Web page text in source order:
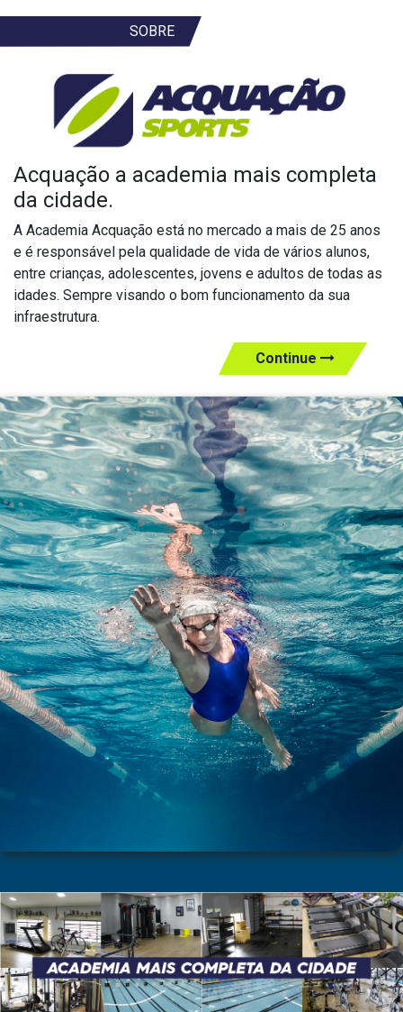
SOBRE
Acquação a academia mais completa
da cidade.
A Academia Acquação está no mercado a mais de 25 anos
e é responsável pela qualidade de vida de vários alunos,
entre crianças, adolescentes, jovens e adultos de todas as
idades. Sempre visando o bom funcionamento da sua
infraestrutura.
Continue